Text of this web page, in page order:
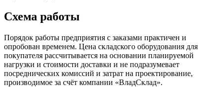
Схема работы
Порядок работы предприятия с заказами практичен и
опробован временем. Цена складского оборудования для
покупателя рассчитывается на основании планируемой
нагрузки и стоимости доставки и не подразумевает
посреднических комиссий и затрат на проектирование,
производимое за счёт компании «ВладСклад».